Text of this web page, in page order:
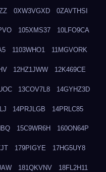
0XW3VGXD 0ZAVTHSI
105XMS37 10LFO9CA
1103WHO1 11MGVORK
12HZ1JWW 12K469CE
13COV7L8 14GYHZ3D
14PRJLGB 14PRLC85
15C9WR6H 160ON64P
179PIGYE 17HG5UY8
181QKVNV 18FL2H11